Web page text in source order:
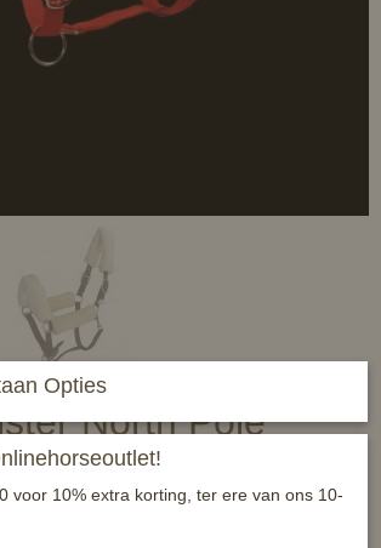
North Pole
Opties
voor 10% extra korting, ter ere van ons 10-